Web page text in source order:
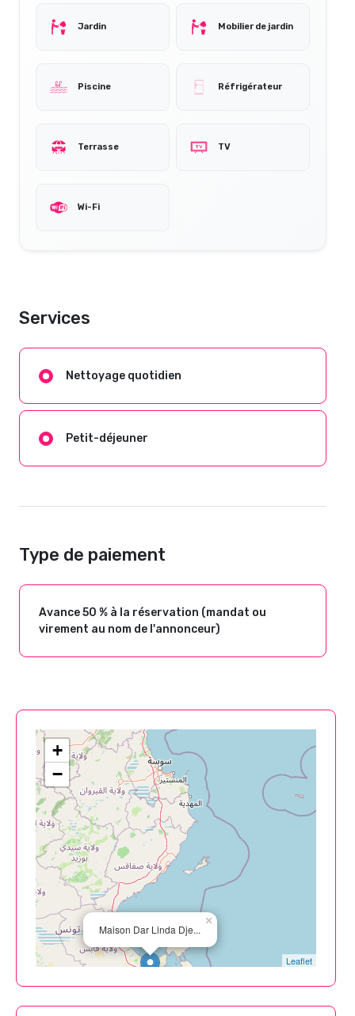
Jardin Mobilier de jardin
Piscine Réfrigérateur
Terrasse TV
Wi-Fi
Services
Nettoyage quotidien
Petit-déjeuner
Type de paiement
Avance 50 % à la réservation (mandat ou
virement au nom de l'annonceur)
Maison Dar Linda Dje...
×
+
−
Leaflet